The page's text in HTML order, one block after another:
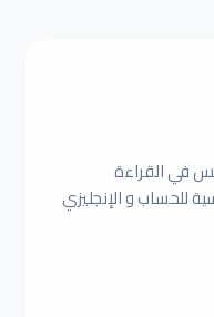
في القراءة
للحساب و الإنجليزي